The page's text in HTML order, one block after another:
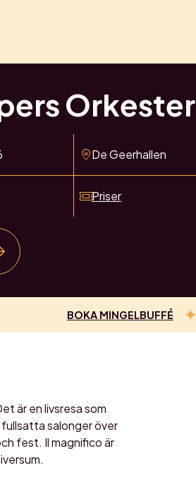
Orkester
De Geerhallen
Priser
BOKA MINGELBUFFÉ
är en livsresa som
salonger över
fest. Il magnifico är